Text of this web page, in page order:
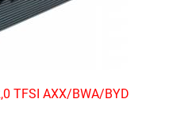
TFSI AXX/BWA/BYD